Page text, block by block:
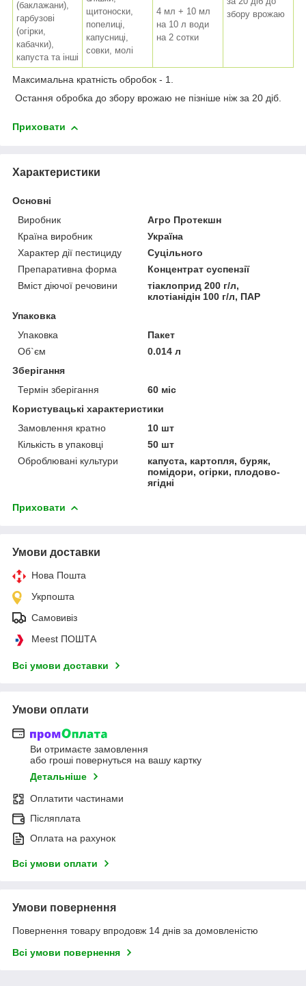
збору врожаю
(баклажани),
гарбузові
(огірки,
кабачки),
капуста та інші
щитоноски,
попелиці,
капусниці,
совки, молі
4 мл + 10 мл
на 10 л води
на 2 сотки
Максимальна кратність обробок - 1.
Остання обробка до збору врожаю не пізніше ніж за 20 діб.
Приховати
Характеристики
Основні
Виробник
Агро Протекшн
Країна виробник
Україна
Характер дії пестициду
Суцільного
Препаративна форма
Концентрат суспензії
Вміст діючої речовини
тіаклоприд 200 г/л,
клотіанідін 100 г/л, ПАР
Упаковка
Упаковка
Пакет
Об`єм
0.014 л
Зберігання
Термін зберігання
60 міс
Користувацькі характеристики
Замовлення кратно
10 шт
Кількість в упаковці
50 шт
Оброблювані культури
капуста, картопля, буряк,
помідори, огірки, плодово-
ягідні
Приховати
Умови доставки
Нова Пошта
Укрпошта
Самовивіз
Meest ПОШТА
Всі умови доставки
Умови оплати
Ви отримаєте замовлення
або гроші повернуться на вашу картку
Детальніше
Оплатити частинами
Післяплата
Оплата на рахунок
Всі умови оплати
Умови повернення
Повернення товару впродовж 14 днів за домовленістю
Всі умови повернення